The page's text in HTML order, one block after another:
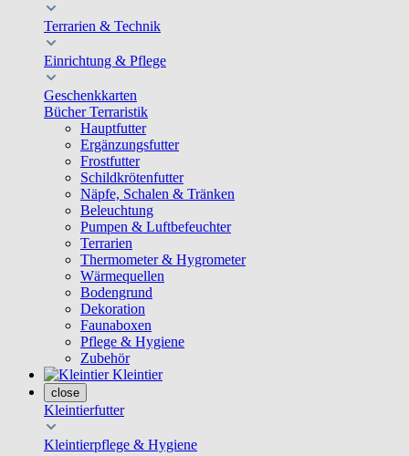
Terrarien & Technik
Einrichtung & Pflege
Geschenkkarten
Bücher Terraristik
Hauptfutter
Ergänzungsfutter
Frostfutter
Schildkrötenfutter
Näpfe, Schalen & Tränken
Beleuchtung
Pumpen & Luftbefeuchter
Terrarien
Thermometer & Hygrometer
Wärmequellen
Bodengrund
Dekoration
Faunaboxen
Pflege & Hygiene
Zubehör
Kleintier
close
Kleintierfutter
Kleintierpflege & Hygiene